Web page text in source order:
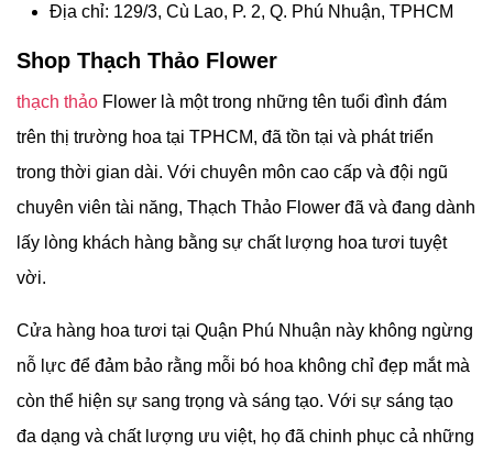
Địa chỉ: 129/3, Cù Lao, P. 2, Q. Phú Nhuận, TPHCM
Shop Thạch Thảo Flower
thạch thảo Flower là một trong những tên tuổi đình đám
trên thị trường hoa tại TPHCM, đã tồn tại và phát triển
trong thời gian dài. Với chuyên môn cao cấp và đội ngũ
chuyên viên tài năng, Thạch Thảo Flower đã và đang dành
lấy lòng khách hàng bằng sự chất lượng hoa tươi tuyệt
vời.
Cửa hàng hoa tươi tại Quận Phú Nhuận này không ngừng
nỗ lực để đảm bảo rằng mỗi bó hoa không chỉ đẹp mắt mà
còn thể hiện sự sang trọng và sáng tạo. Với sự sáng tạo
đa dạng và chất lượng ưu việt, họ đã chinh phục cả những